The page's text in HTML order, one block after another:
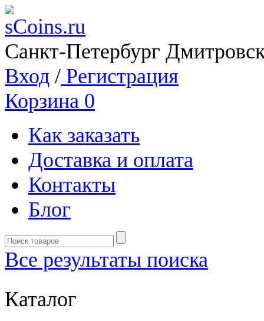
Санкт-Петербург
Вход / Регистрация
Корзина 0
Как заказать
Доставка и оплата
Контакты
Блог
Все результаты поиска
Каталог